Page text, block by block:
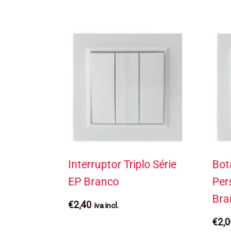
Interruptor Triplo Série
EP Branco
€2,40 iva incl.
€